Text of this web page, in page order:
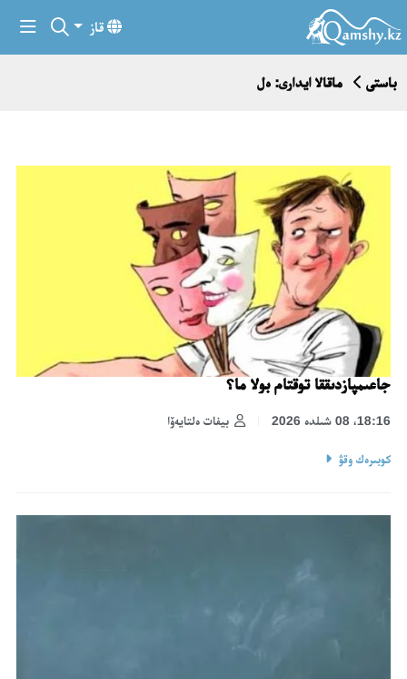
قاز
باستى ماقالا ايدارى: ەل
جاعىمپازدىققا توقتام بولا ما؟
بيفات ەلتايەۆا 18:16، 08 شىلدە 2026
كوبىرەك وقۋ